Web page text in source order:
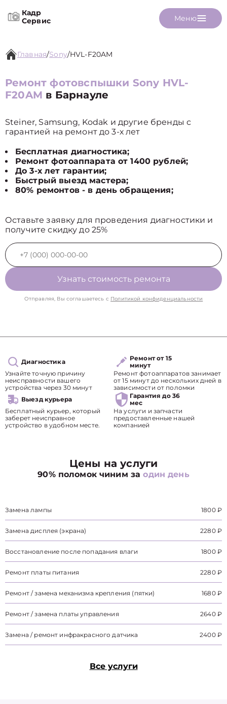
Кадр
Сервис
Меню
Главная/Sony/HVL-F20AM
Ремонт фотовспышки Sony HVL-
F20AM в Барнауле
Steiner, Samsung, Kodak и другие бренды с
гарантией на ремонт до 3-х лет
Бесплатная диагностика;
Ремонт фотоаппарата от 1400 рублей;
До 3-х лет гарантии;
Быстрый выезд мастера;
80% ремонтов - в день обращения;
Оставьте заявку для проведения диагностики и
получите скидку до 25%
Узнать стоимость ремонта
Отправляя, Вы соглашаетесь с Политикой конфиденциальности
Диагностика
Узнайте точную причину
неисправности вашего
устройства через 30 минут
Ремонт от 15
минут
Ремонт фотоаппаратов занимает
от 15 минут до нескольких дней в
зависимости от поломки
Выезд курьера
Бесплатный курьер, который
заберет неисправное
устройство в удобном месте.
Гарантия до 36
мес
На услуги и запчасти
предоставленные нашей
компанией
Цены на услуги
90% поломок чиним заодин день
Замена лампы 1800 ₽
Замена дисплея (экрана) 2280 ₽
Восстановление после попадания влаги 1800 ₽
Ремонт платы питания 2280 ₽
Ремонт / замена механизма крепления (пятки) 1680 ₽
Ремонт / замена платы управления 2640 ₽
Замена / ремонт инфракрасного датчика 2400 ₽
Все услуги